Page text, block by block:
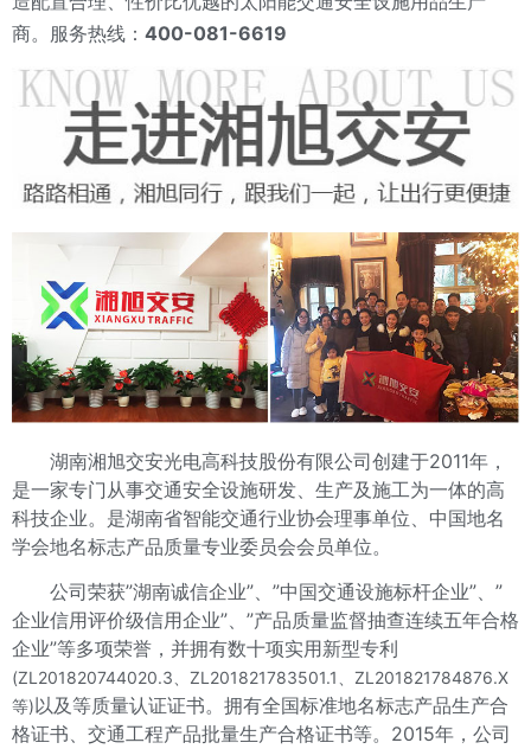
商。服务热线： 400-081-6619
湖南湘旭交安光电高科技股份有限公司创建于2011年，
是一家专门从事交通安全设施研发、生产及施工为一体的高
科技企业。是湖南省智能交通行业协会理事单位、中国地名
学会地名标志产品质量专业委员会会员单位。
公司荣获”湖南诚信企业”、”中国交通设施标杆企业”、”
企业信用评价级信用企业”、”产品质量监督抽查连续五年合格
企业”等多项荣誉，并拥有数十项实用新型专利
(ZL201820744020.3、ZL201821783501.1、ZL201821784876.X
等)以及等质量认证证书。拥有全国标准地名标志产品生产合
格证书、交通工程产品批量生产合格证书等。2015年，公司